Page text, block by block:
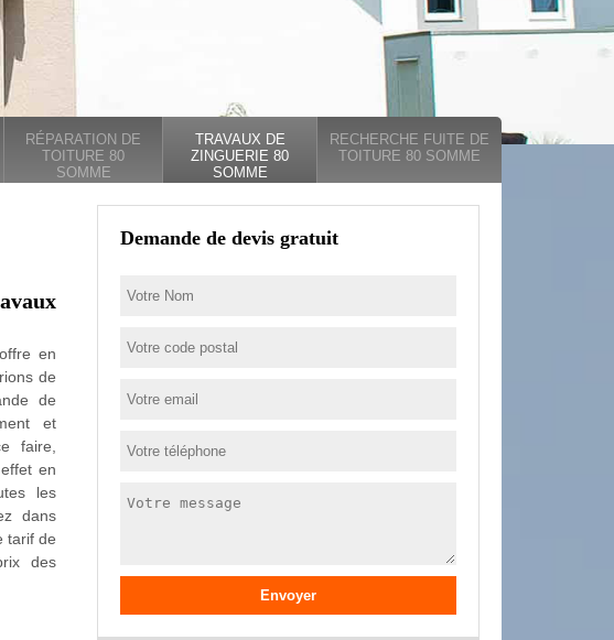
RÉPARATION DE
TOITURE 80
SOMME
TRAVAUX DE
ZINGUERIE 80
SOMME
RECHERCHE FUITE DE
TOITURE 80 SOMME
en
de
de
et
faire,
en
les
dans
tarif de
des
Demande de devis gratuit